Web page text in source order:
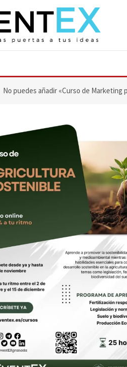
No puedes añadir «Curso de